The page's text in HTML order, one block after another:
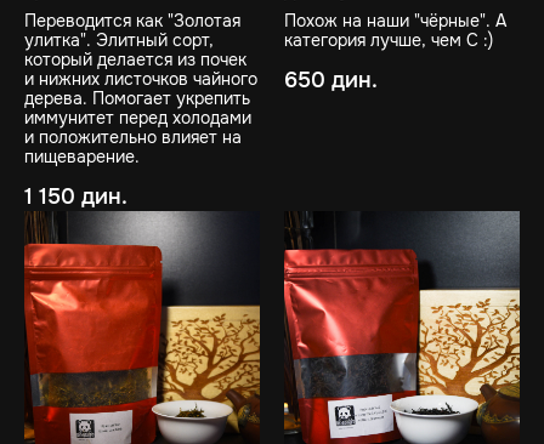
Переводится как "Золотая
улитка". Элитный сорт,
который делается из почек
и нижних листочков чайного
дерева. Помогает укрепить
иммунитет перед холодами
и положительно влияет на
пищеварение.
1 150 дин.
Похож на наши "чёрные". А
категория лучше, чем С :)
650 дин.